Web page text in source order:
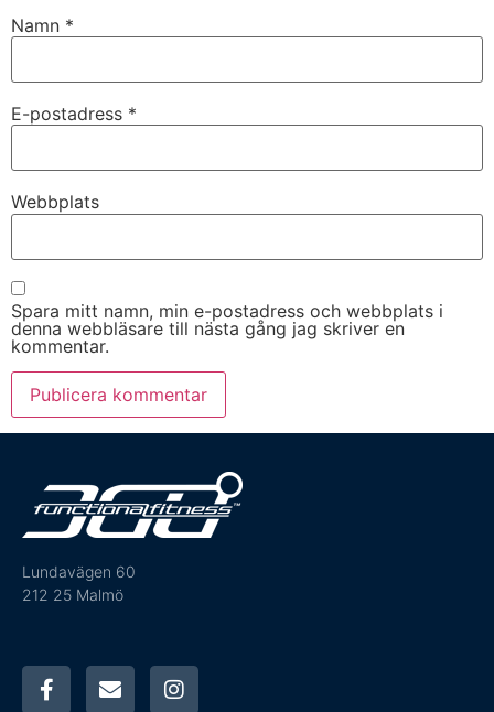
Namn *
E-postadress *
Webbplats
Spara mitt namn, min e-postadress och webbplats i
denna webbläsare till nästa gång jag skriver en
kommentar.
Lundavägen 60
212 25 Malmö